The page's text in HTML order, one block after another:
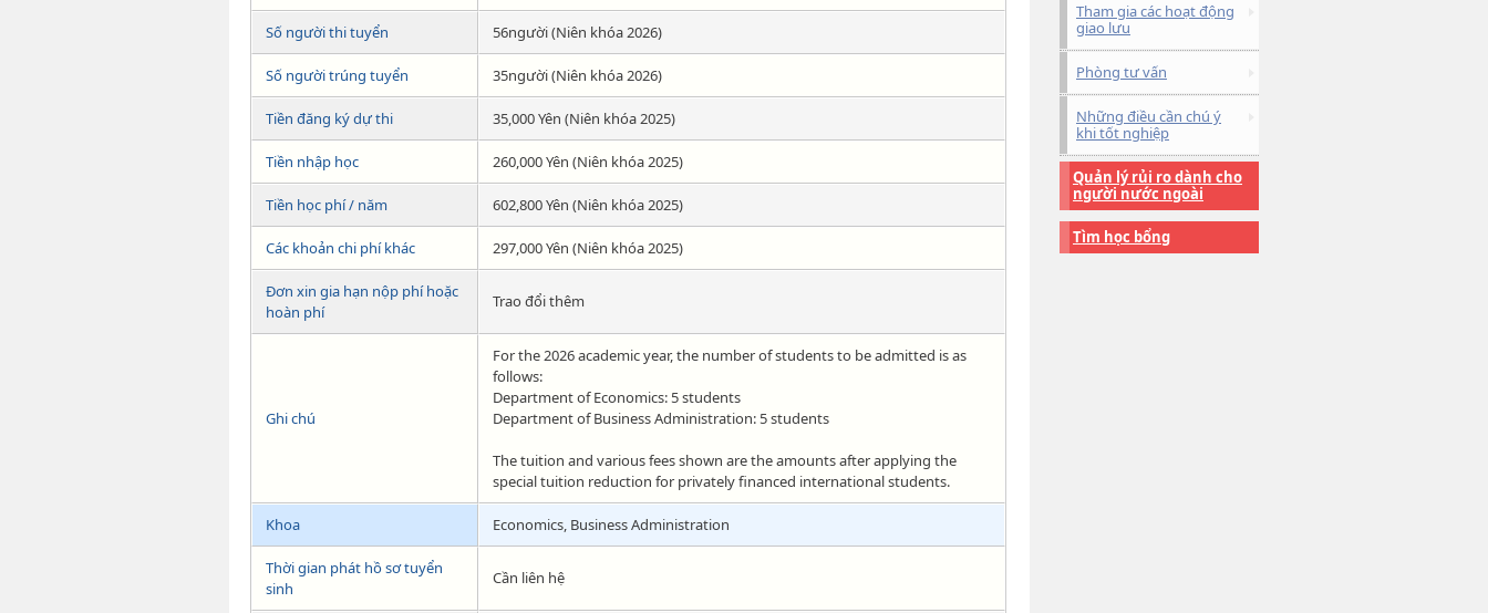
Số người thi tuyển 56người (Niên khóa 2026)
Số người trúng tuyển 35người (Niên khóa 2026)
Tiền đăng ký dự thi 35,000 Yên (Niên khóa 2025)
Tiền nhập học 260,000 Yên (Niên khóa 2025)
Tiền học phí / năm 602,800 Yên (Niên khóa 2025)
Các khoản chi phí khác 297,000 Yên (Niên khóa 2025)
Đơn xin gia hạn nộp phí hoặc
hoàn phí
Trao đổi thêm
Ghi chú
For the 2026 academic year, the number of students to be admitted is as
follows:
Department of Economics: 5 students
Department of Business Administration: 5 students
The tuition and various fees shown are the amounts after applying the
special tuition reduction for privately financed international students.
Khoa Economics, Business Administration
Thời gian phát hồ sơ tuyển
sinh
Cần liên hệ
Tham gia các hoạt động
giao lưu
Phòng tư vấn
Những điều cần chú ý
khi tốt nghiệp
Quản lý rủi ro dành cho
người nước ngoài
Tìm học bổng